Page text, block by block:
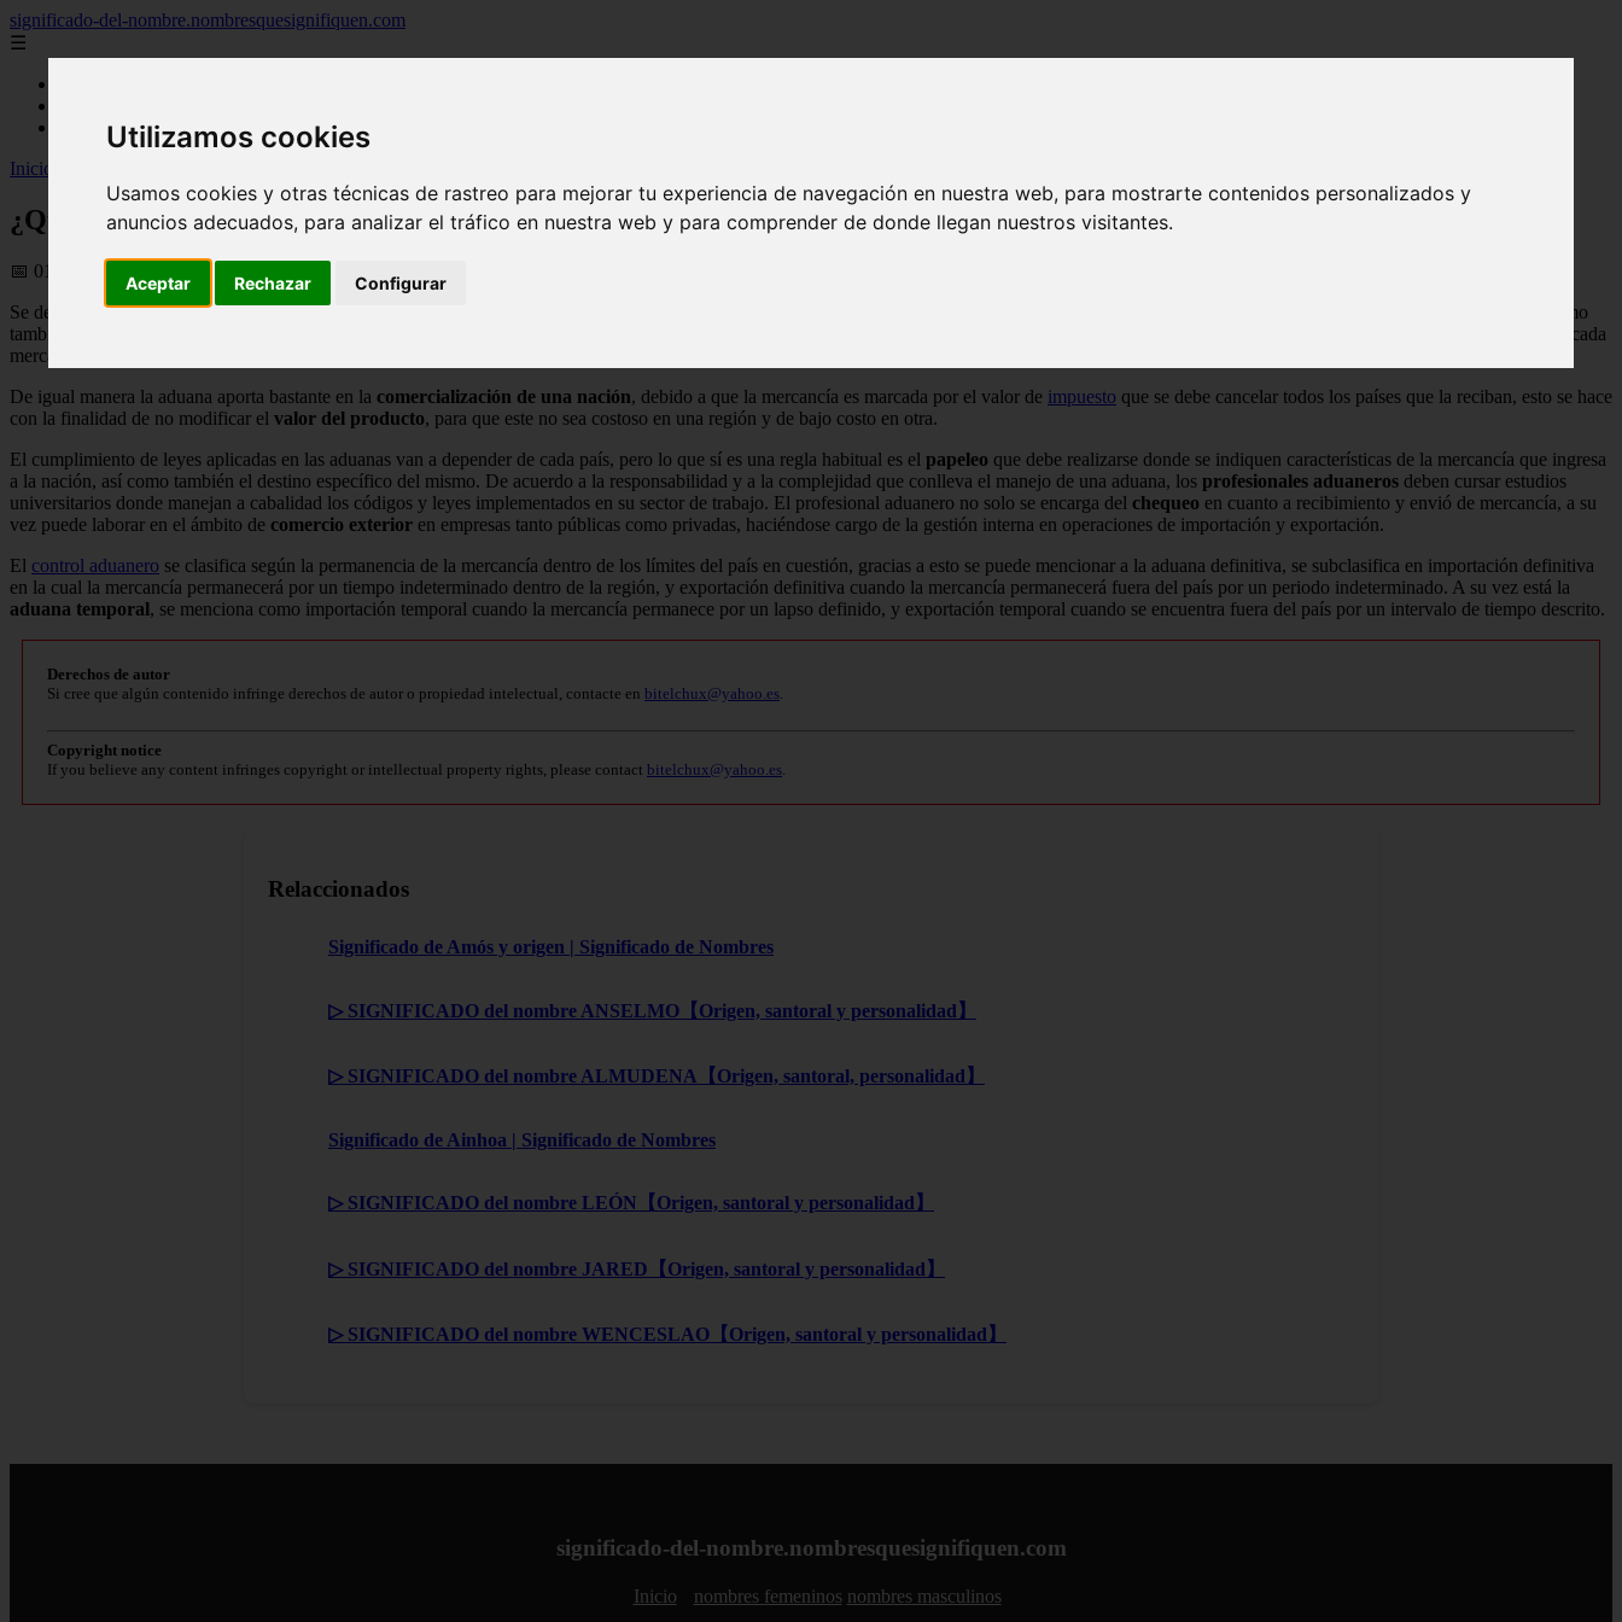
Utilizamos cookies
Usamos cookies y otras técnicas de rastreo para mejorar tu experiencia de navegación en nuestra web, para mostrarte contenidos personalizados y
anuncios adecuados, para analizar el tráfico en nuestra web y para comprender de donde llegan nuestros visitantes.
Aceptar Rechazar Configurar
significado-del-nombre.nombresquesignifiquen.com
☰
nombres masculinos
Inicio
¿Que es Aduana?
📅 01/06/2025
Se define como aduana a la estación donde se genera un
así como
también que el
de dichos objetos cumplan las reglas implementadas, a su vez tiene como finalidad velar por el pago de los aranceles que de forma legal debe ser cancelado por la movilización de cada
mercancía.
De igual manera la aduana aporta bastante en la comercialización de una nación, debido a que la mercancía es marcada por el valor de impuesto que se debe cancelar todos los países que la reciban, esto se hace
con la finalidad de no modificar el valor del producto, para que este no sea costoso en una región y de bajo costo en otra.
El cumplimiento de leyes aplicadas en las aduanas van a depender de cada país, pero lo que sí es una regla habitual es el papeleo que debe realizarse donde se indiquen características de la mercancía que ingresa
a la nación, así como también el destino específico del mismo. De acuerdo a la responsabilidad y a la complejidad que conlleva el manejo de una aduana, los profesionales aduaneros deben cursar estudios
universitarios donde manejan a cabalidad los códigos y leyes implementados en su sector de trabajo. El profesional aduanero no solo se encarga del chequeo en cuanto a recibimiento y envió de mercancía, a su
vez puede laborar en el ámbito de comercio exterior en empresas tanto públicas como privadas, haciéndose cargo de la gestión interna en operaciones de importación y exportación.
El control aduanero se clasifica según la permanencia de la mercancía dentro de los límites del país en cuestión, gracias a esto se puede mencionar a la aduana definitiva, se subclasifica en importación definitiva
en la cual la mercancía permanecerá por un tiempo indeterminado dentro de la región, y exportación definitiva cuando la mercancía permanecerá fuera del país por un periodo indeterminado. A su vez está la
aduana temporal, se menciona como importación temporal cuando la mercancía permanece por un lapso definido, y exportación temporal cuando se encuentra fuera del país por un intervalo de tiempo descrito.
Derechos de autor
Si cree que algún contenido infringe derechos de autor o propiedad intelectual, contacte en bitelchux@yahoo.es
Copyright notice
If you believe any content infringes copyright or intellectual property rights, please contact bitelchux@yahoo.es
Relaccionados
Significado de Amós y origen | Significado de Nombres
▷ SIGNIFICADO del nombre ANSELMO【Origen, santoral y personalidad】
▷ SIGNIFICADO del nombre ALMUDENA【Origen, santoral, personalidad】
Significado de Ainhoa | Significado de Nombres
▷ SIGNIFICADO del nombre LEÓN【Origen, santoral y personalidad】
▷ SIGNIFICADO del nombre JARED【Origen, santoral y personalidad】
▷ SIGNIFICADO del nombre WENCESLAO【Origen, santoral y personalidad】
significado-del-nombre.nombresquesignifiquen.com
Inicio nombres femeninos nombres masculinos